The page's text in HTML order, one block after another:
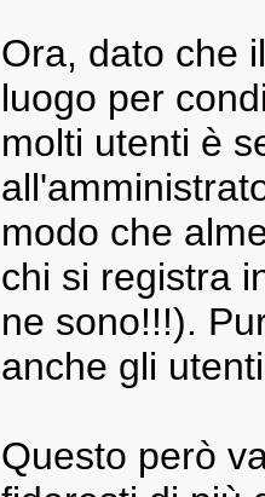
Ora, dato che
luogo per
molti utenti è
modo che
chi si registra
ne sono!!!).
anche gli
Questo però